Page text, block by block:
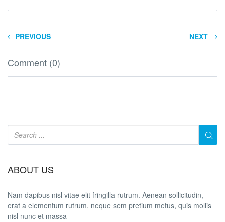
PREVIOUS NEXT
Comment (0)
ABOUT US
Nam dapibus nisl vitae elit fringilla rutrum. Aenean sollicitudin,
erat a elementum rutrum, neque sem pretium metus, quis mollis
nisl nunc et massa